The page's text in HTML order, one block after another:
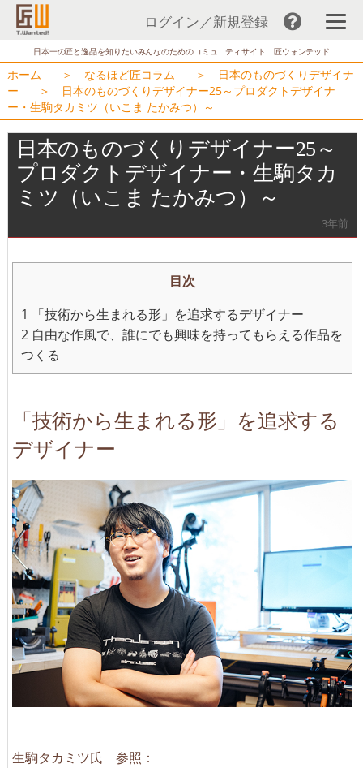
ン
テ
ン
ツ
プ
ログイン／新規登録
日本一の匠と逸品を知りたいみんなのためのコミュニティサイト 匠ウォンテッド
ホーム ＞ なるほど匠コラム ＞
日本のものづくりデザイナ
ー
＞
日本のものづくりデザイナー25～プロダクトデザイナ
ー・生駒タカミツ（いこま たかみつ）～
日本のものづくりデザイナー25～
プロダクトデザイナー・生駒タカ
ミツ（いこま たかみつ）～
3年前
目次
1
「技術から生まれる形」を追求するデザイナー
2自由な作風で、誰にでも興味を持ってもらえる作品を
つくる
「技術から生まれる形」を追求する
デザイナー
生駒タカミツ氏 参照：